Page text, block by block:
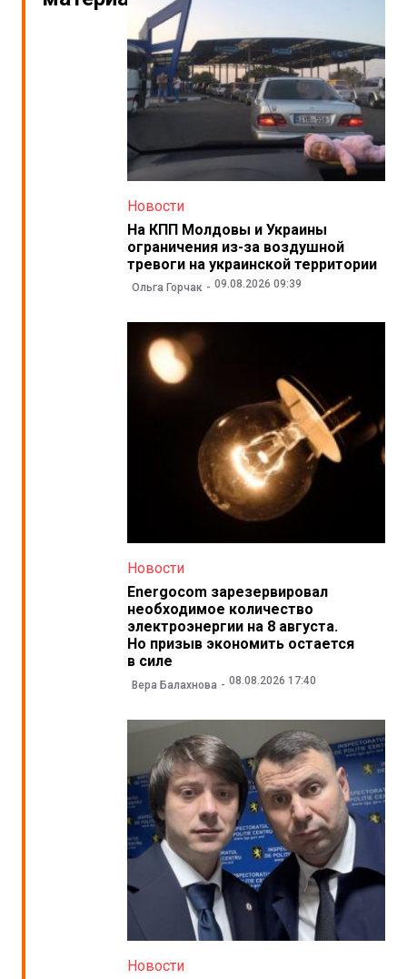
Новости
На КПП Молдовы и Украины
ограничения из-за воздушной
тревоги на украинской территории
Ольга Горчак 09.08.2026 09:39
Новости
Energocom зарезервировал
необходимое количество
электроэнергии на 8 августа.
Но призыв экономить остается
в силе
Вера Балахнова 08.08.2026 17:40
Новости